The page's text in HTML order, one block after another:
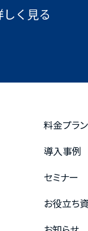
く見る
料金プラン
導入事例
セミナー
お役立ち